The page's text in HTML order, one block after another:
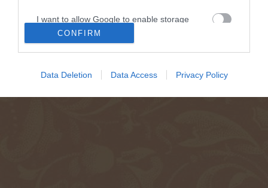
I want to allow Google to enable storage
related to security, including authentication
functionality and fraud prevention, and other
CONFIRM
Data Deletion Data Access Privacy Policy